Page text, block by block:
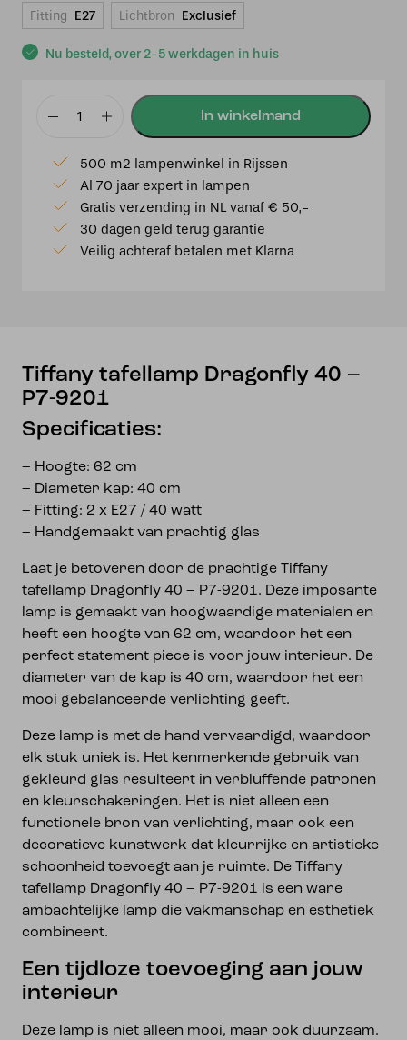
Nu besteld, over 2-5 werkdagen in huis
Fitting E27 Lichtbron Exclusief
Tiffany
Dragonfly
40
P7-
9201
500 m2 lampenwinkel in Rijssen
Al 70 jaar expert in lampen
Gratis verzending in NL vanaf € 50,-
30 dagen geld terug garantie
Veilig achteraf betalen met Klarna
Tiffany tafellamp Dragonfly 40 –
P7-9201
Specificaties:
– Hoogte: 62 cm
– Diameter kap: 40 cm
– Fitting: 2 x E27 / 40 watt
– Handgemaakt van prachtig glas
Laat je betoveren door de prachtige Tiffany
tafellamp Dragonfly 40 – P7-9201. Deze imposante
lamp is gemaakt van hoogwaardige materialen en
heeft een hoogte van 62 cm, waardoor het een
perfect statement piece is voor jouw interieur. De
diameter van de kap is 40 cm, waardoor het een
mooi gebalanceerde verlichting geeft.
Deze lamp is met de hand vervaardigd, waardoor
elk stuk uniek is. Het kenmerkende gebruik van
gekleurd glas resulteert in verbluffende patronen
en kleurschakeringen. Het is niet alleen een
functionele bron van verlichting, maar ook een
decoratieve kunstwerk dat kleurrijke en artistieke
schoonheid toevoegt aan je ruimte. De Tiffany
tafellamp Dragonfly 40 – P7-9201 is een ware
ambachtelijke lamp die vakmanschap en esthetiek
combineert.
Een tijdloze toevoeging aan jouw
interieur
Deze lamp is niet alleen mooi, maar ook duurzaam.